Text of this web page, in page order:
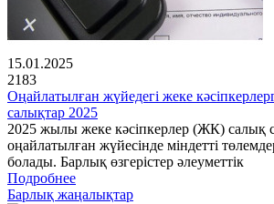
15.01.2025
2183
Оңайлатылған жүйедегі жеке
салықтар 2025
2025 жылы жеке кәсіпкерлер (ЖК) салық
оңайлатылған жүйесінде міндетті
болады. Барлық өзгерістер әлеуметтік
Подробнее
Барлық жаңалықтар